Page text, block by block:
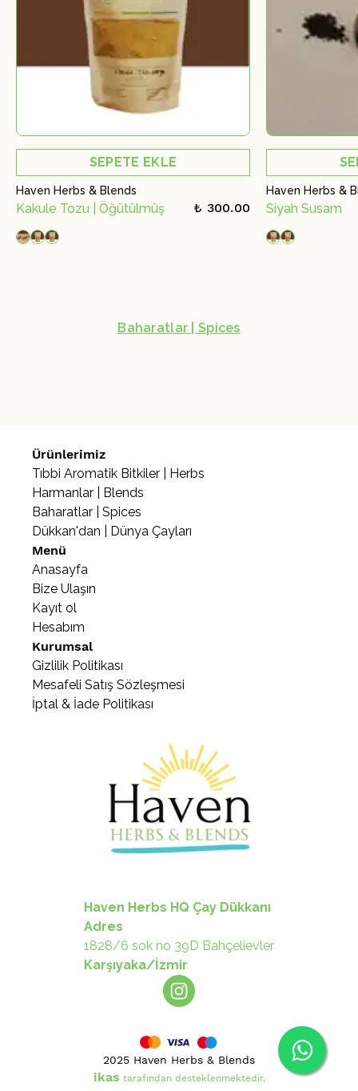
SEPETE EKLE
Haven Herbs & Blends
Kakule Tozu | Öğütülmüş ₺ 300.00
Haven Herbs &
Siyah Susam
Baharatlar | Spices
Ürünlerimiz
Tıbbi Aromatik Bitkiler | Herbs
Harmanlar | Blends
Baharatlar | Spices
Dükkan'dan | Dünya Çayları
Menü
Anasayfa
Bize Ulaşın
Kayıt ol
Hesabım
Kurumsal
Gizlilik Politikası
Mesafeli Satış Sözleşmesi
İptal & İade Politikası
Haven Herbs HQ Çay Dükkanı
Adres
1828/6 sok no 39D Bahçelievler
Karşıyaka/İzmir
2025 Haven Herbs & Blends
ikas tarafından desteklenmektedir.